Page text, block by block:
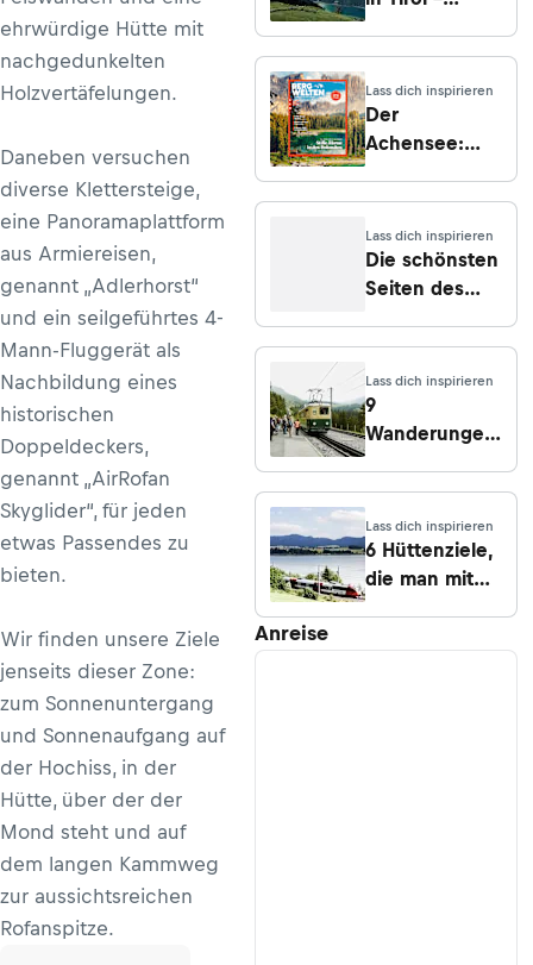
ehrwürdige Hütte mit
nachgedunkelten
Holzvertäfelungen.
Daneben versuchen
diverse Klettersteige,
eine Panoramaplattform
aus Armiereisen,
genannt „Adlerhorst“
und ein seilgeführtes 4-
Mann-Fluggerät als
Nachbildung eines
historischen
Doppeldeckers,
genannt „AirRofan
Skyglider“, für jeden
etwas Passendes zu
bieten.
Wir finden unsere Ziele
jenseits dieser Zone:
zum Sonnenuntergang
und Sonnenaufgang auf
der Hochiss, in der
Hütte, über der der
Mond steht und auf
dem langen Kammweg
zur aussichtsreichen
Rofanspitze.
Infos & Tipps
Lass dich inspirieren
Der
Achensee:
zwischen
Rofan und
Karwendel
Lass dich inspirieren
Die schönsten
Seiten des
Lass dich inspirieren
9
Wanderungen,
und Bahn
erreichbar
sind
Lass dich inspirieren
6 Hüttenziele,
die man mit
Anreise